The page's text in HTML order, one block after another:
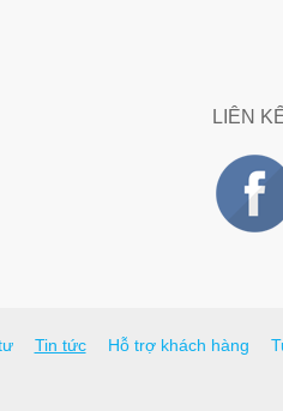
LIÊN
Tin tức Hỗ trợ khách hàng